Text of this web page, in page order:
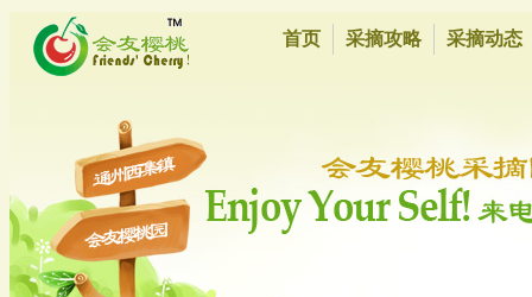
首页 采摘攻略 采摘动态